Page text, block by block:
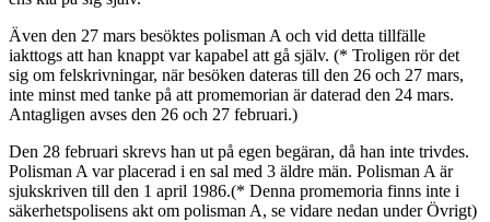
Även den 27 mars besöktes polisman A och vid detta tillfälle
iakttogs att han knappt var kapabel att gå själv. (* Troligen rör det
sig om felskrivningar, när besöken dateras till den 26 och 27 mars,
inte minst med tanke på att promemorian är daterad den 24 mars.
Antagligen avses den 26 och 27 februari.)
Den 28 februari skrevs han ut på egen begäran, då han inte trivdes.
Polisman A var placerad i en sal med 3 äldre män. Polisman A är
sjukskriven till den 1 april 1986.(* Denna promemoria finns inte i
säkerhetspolisens akt om polisman A, se vidare nedan under Övrigt)